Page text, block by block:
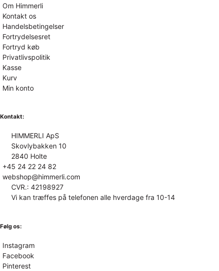
Om Himmerli
Kontakt os
Handelsbetingelser
Fortrydelsesret
Fortryd køb
Privatlivspolitik
Kasse
Kurv
Min konto
Kontakt:
HIMMERLI ApS
Skovlybakken 10
2840 Holte
+45 24 22 24 82
webshop@himmerli.com
CVR.: 42198927
Vi kan træffes på telefonen alle hverdage fra 10-14
Følg os:
Instagram
Facebook
Pinterest